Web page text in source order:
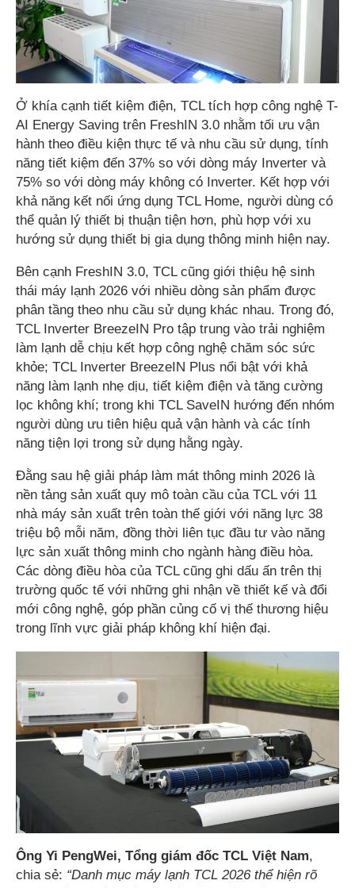
Ở khía cạnh tiết kiệm điện, TCL tích hợp công nghệ T-
AI Energy Saving trên FreshIN 3.0 nhằm tối ưu vận
hành theo điều kiện thực tế và nhu cầu sử dụng, tính
năng tiết kiệm đến 37% so với dòng máy Inverter và
75% so với dòng máy không có Inverter. Kết hợp với
khả năng kết nối ứng dụng TCL Home, người dùng có
thể quản lý thiết bị thuận tiện hơn, phù hợp với xu
hướng sử dụng thiết bị gia dụng thông minh hiện nay.
Bên cạnh FreshIN 3.0, TCL cũng giới thiệu hệ sinh
thái máy lạnh 2026 với nhiều dòng sản phẩm được
phân tầng theo nhu cầu sử dụng khác nhau. Trong đó,
TCL Inverter BreezeIN Pro tập trung vào trải nghiệm
làm lạnh dễ chịu kết hợp công nghệ chăm sóc sức
khỏe; TCL Inverter BreezeIN Plus nổi bật với khả
năng làm lạnh nhẹ dịu, tiết kiệm điện và tăng cường
lọc không khí; trong khi TCL SaveIN hướng đến nhóm
người dùng ưu tiên hiệu quả vận hành và các tính
năng tiện lợi trong sử dụng hằng ngày.
Đằng sau hệ giải pháp làm mát thông minh 2026 là
nền tảng sản xuất quy mô toàn cầu của TCL với 11
nhà máy sản xuất trên toàn thế giới với năng lực 38
triệu bộ mỗi năm, đồng thời liên tục đầu tư vào năng
lực sản xuất thông minh cho ngành hàng điều hòa.
Các dòng điều hòa của TCL cũng ghi dấu ấn trên thị
trường quốc tế với những ghi nhận về thiết kế và đổi
mới công nghệ, góp phần củng cố vị thế thương hiệu
trong lĩnh vực giải pháp không khí hiện đại.
Ông Yi PengWei, Tổng giám đốc TCL Việt Nam,
chia sẻ: “Danh mục máy lạnh TCL 2026 thể hiện rõ